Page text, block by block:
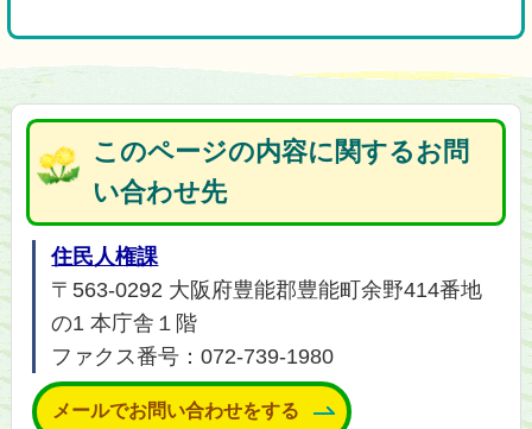
このページの内容に関するお問
い合わせ先
住民人権課
〒563-0292 大阪府豊能郡豊能町余野414番地
の1 本庁舎１階
ファクス番号：072-739-1980
メールでお問い合わせをする